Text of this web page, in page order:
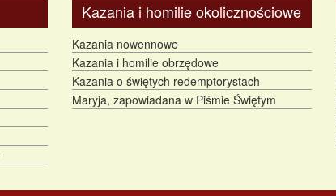
Kazania i homilie okolicznościowe
Kazania nowennowe
Kazania i homilie obrzędowe
Kazania o świętych redemptorystach
Maryja, zapowiadana w Piśmie Świętym